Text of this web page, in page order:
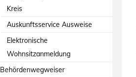
Kreis
Auskunftsservice Ausweise
Elektronische
Wohnsitzanmeldung
Behördenwegweiser